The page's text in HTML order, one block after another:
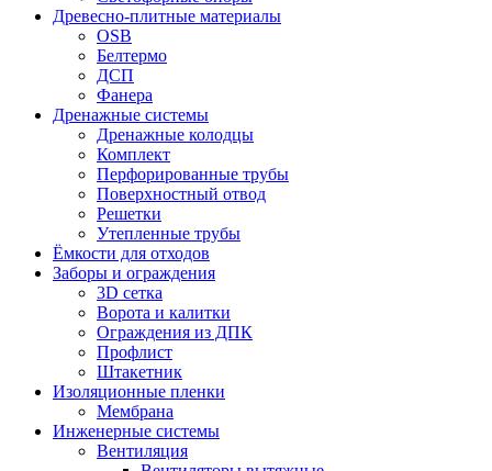
Древесно-плитные материалы
OSB
Белтермо
ДСП
Фанера
Дренажные системы
Дренажные колодцы
Комплект
Перфорированные трубы
Поверхностный отвод
Решетки
Утепленные трубы
Ёмкости для отходов
Заборы и ограждения
3D сетка
Ворота и калитки
Ограждения из ДПК
Профлист
Штакетник
Изоляционные пленки
Мембрана
Инженерные системы
Вентиляция